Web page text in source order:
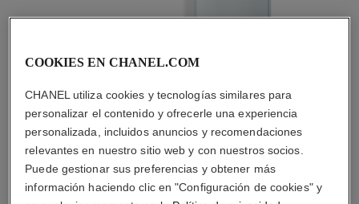
LA COMBINACIÓN PERFECTA
COOKIES EN CHANEL.COM
CHANEL utiliza cookies y tecnologías similares para
personalizar el contenido y ofrecerle una experiencia
personalizada, incluidos anuncios y recomendaciones
relevantes en nuestro sitio web y con nuestros socios.
Puede gestionar sus preferencias y obtener más
información haciendo clic en "Configuración de cookies" y